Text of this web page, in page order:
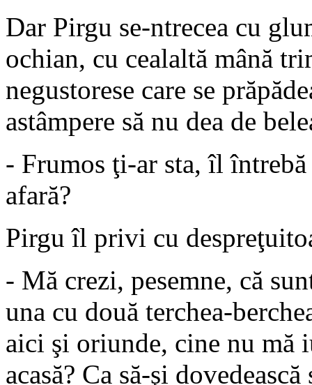
Dar Pirgu se-ntrecea cu
ochian, cu cealaltă mână
negustorese care se
astâmpere să nu dea de
- Frumos ţi-ar sta, îl
afară?
Pirgu îl privi cu
- Mă crezi, pesemne, că
una cu două terchea-
aici şi oriunde, cine nu mă
acasă? Ca să-şi